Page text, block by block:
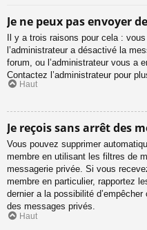
Je ne peux pas envoyer
Il y a trois raisons pour cela :
l’administrateur a désactivé la
forum, ou l’administrateur vous a
Contactez l’administrateur pour
Haut
Je reçois sans arrêt des
Vous pouvez supprimer
membre en utilisant les filtres de
messagerie privée. Si vous
membre en particulier, rapportez
dernier a la possibilité
des messages privés.
Haut